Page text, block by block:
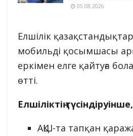
05.08.2026
Елшілік
мобильді қосымшасы
еркімен елге қайтуға
өтті.
Елшіліктің
АҚШ-та тапқан